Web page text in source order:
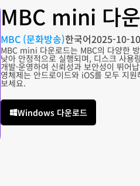
MBC mini 다
MBC (문화방송)한국어2025-10-
MBC mini 다운로드는 MBC의 다양한
낮아 안정적으로 실행되며, 디스크 사용
개발·운영하여 신뢰성과 보안성이 뛰어
영체제는 안드로이드와 iOS를 모두 지
보세요.
Windows 다운로드